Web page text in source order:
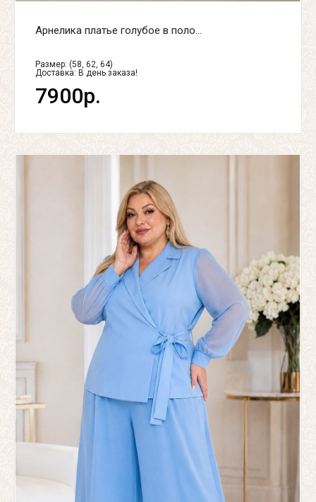
Арнелика платье голубое в поло...
Размер: (58, 62, 64)
Доставка: В день заказа!
7900р.